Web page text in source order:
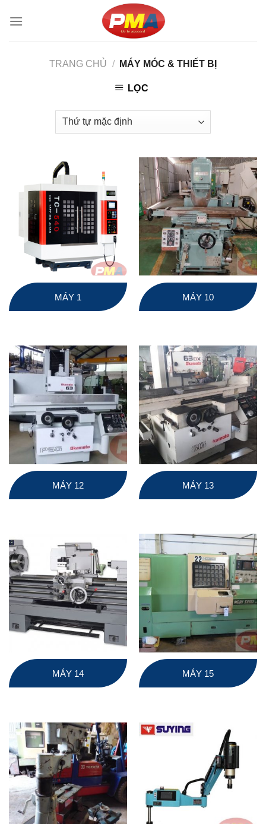
TRANG CHỦ / MÁY MÓC & THIẾT BỊ
LỌC
MÁY 1 MÁY 10
MÁY 12 MÁY 13
MÁY 14 MÁY 15